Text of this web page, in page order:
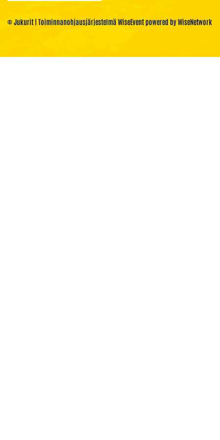
© Jukurit | Toiminnanohjausjärjestelmä WiseEventpowered byWiseNetwork